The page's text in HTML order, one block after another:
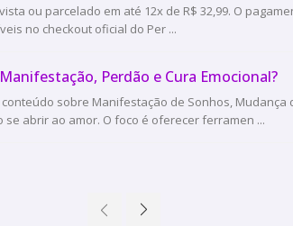
ou parcelado em até 12x de R$ 32,99. O
no checkout oficial do Per ...
Perdão e Cura Emocional?
sobre Manifestação de Sonhos, Mudança
abrir ao amor. O foco é oferecer ferramen ...